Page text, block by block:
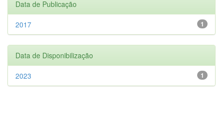
Data de Publicação
1
2017
Data de Disponibilização
1
2023